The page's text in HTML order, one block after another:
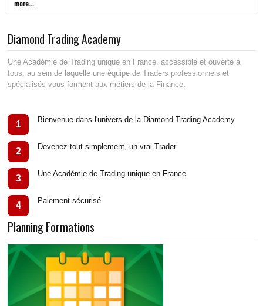
more...
Diamond Trading Academy
Une Académie de Trading unique en France, accessible et ouverte à
tous, au sein de laquelle une équipe de Traders professionnels et
spécialisés vous forment aux métiers de la Finance.
1 Bienvenue dans l'univers de la Diamond Trading Academy
2 Devenez tout simplement, un vrai Trader
3 Une Académie de Trading unique en France
4 Paiement sécurisé
Planning Formations